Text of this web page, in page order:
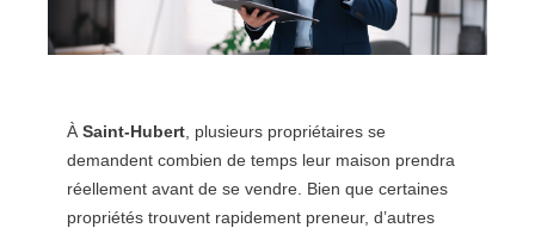
ÀSaint-Hubert , plusieurs propriétaires se
demandent combien de temps leur maison prendra
réellement avant de se vendre. Bien que certaines
propriétés trouvent rapidement preneur, d’autres